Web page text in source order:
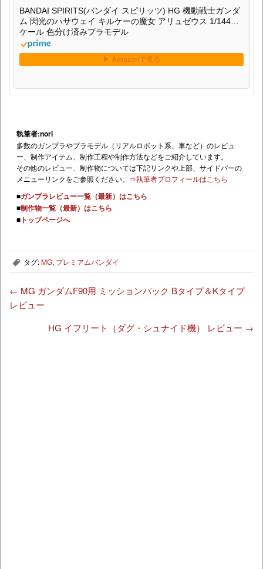
BANDAI SPIRITS(バンダイ スピリッツ) HG 機動戦士ガンダ
ム 閃光のハサウェイ キルケーの魔女 アリュゼウス 1/144ス
ケール 色分け済みプラモデル
執筆者:nori
多数のガンプラやプラモデル（リアルロボット系、車など）のレビュ
ー、制作アイテム、制作工程や制作方法などをご紹介しています。
その他のレビュー、制作物については下記リンクや上部、サイドバーの
メニューリンクをご参照ください。 ⇒執筆者プロフィールはこちら
■ガンプラレビュー一覧（最新）はこちら
■制作物一覧（最新）はこちら
■ トップページへ
, タグ:MG, プレミアムバンダイ
← MG ガンダムF90用 ミッションパック Bタイプ＆Kタイプ
レビュー
HG イフリート（ダグ・シュナイド機） レビュー →